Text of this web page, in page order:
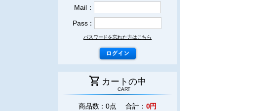
Mail：
Pass：
パスワードを忘れた方はこちら
shopping_cart カートの中
CART
商品数：0点 合計： 0円